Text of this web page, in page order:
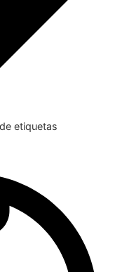
etiquetas